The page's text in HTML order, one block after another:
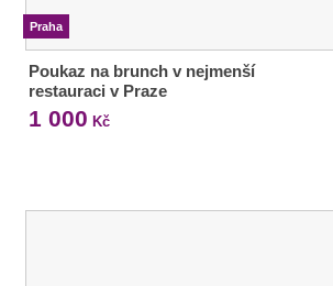
Praha
Poukaz na brunch v nejmenší
restauraci v Praze
1 000 Kč